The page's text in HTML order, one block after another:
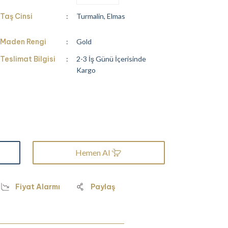
Taş Cinsi Turmalin, Elmas
Maden Rengi Gold
Teslimat Bilgisi
2-3 İş Günü İçerisinde
Kargo
Hemen Al
Fiyat Alarmı Paylaş